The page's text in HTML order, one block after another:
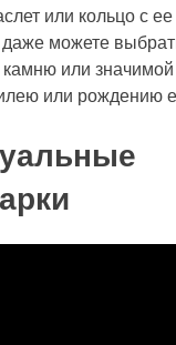
или кольцо с
можете
или значимой
или рождению